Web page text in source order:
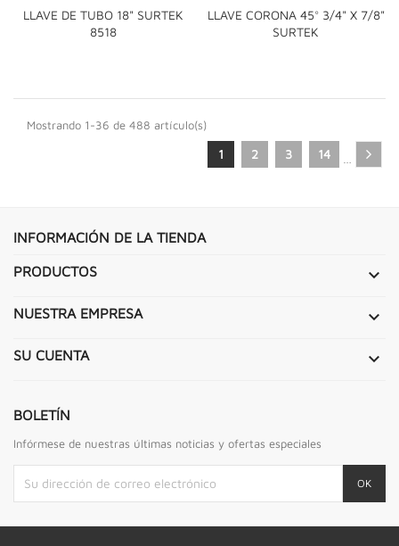
LLAVE DE TUBO 18" SURTEK
8518
LLAVE CORONA 45° 3/4" X 7/8"
SURTEK
Mostrando 1-36 de 488 artículo(s)
1 2 3 14
INFORMACIÓN DE LA TIENDA
PRODUCTOS 
NUESTRA EMPRESA 
SU CUENTA 
BOLETÍN
Infórmese de nuestras últimas noticias y ofertas especiales